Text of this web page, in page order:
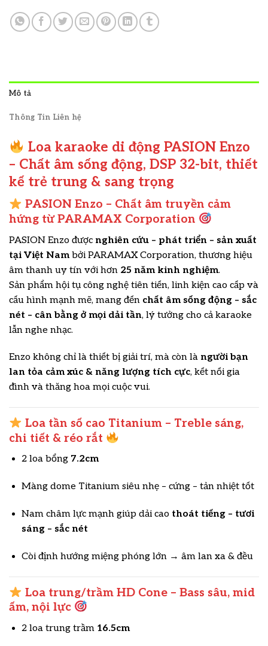
Mô tả
Thông Tin Liên hệ
Loa karaoke di động PASION Enzo
– Chất âm sống động, DSP 32-bit, thiết
kế trẻ trung & sang trọng
PASION Enzo – Chất âm truyền cảm
hứng từ PARAMAX Corporation
PASION Enzo được nghiên cứu – phát triển – sản xuất
tại Việt Nambởi PARAMAX Corporation, thương hiệu
âm thanh uy tín với hơn 25 năm kinh nghiệm.
Sản phẩm hội tụ công nghệ tiên tiến, linh kiện cao cấp và
cấu hình mạnh mẽ, mang đến chất âm sống động – sắc
nét – cân bằng ở mọi dải tần, lý tưởng cho cả karaoke
lẫn nghe nhạc.
Enzo không chỉ là thiết bị giải trí, mà còn là người bạn
lan tỏa cảm xúc & năng lượng tích cực, kết nối gia
đình và thăng hoa mọi cuộc vui.
Loa tần số cao Titanium – Treble sáng,
chi tiết & réo rắt
2 loa bổng 7.2cm
Màng dome Titanium siêu nhẹ – cứng – tản nhiệt tốt
Nam châm lực mạnh giúp dải cao thoát tiếng – tươi
sáng – sắc nét
Còi định hướng miệng phóng lớn → âm lan xa & đều
Loa trung/trầm HD Cone – Bass sâu, mid
ấm, nội lực
2 loa trung trầm 16.5cm